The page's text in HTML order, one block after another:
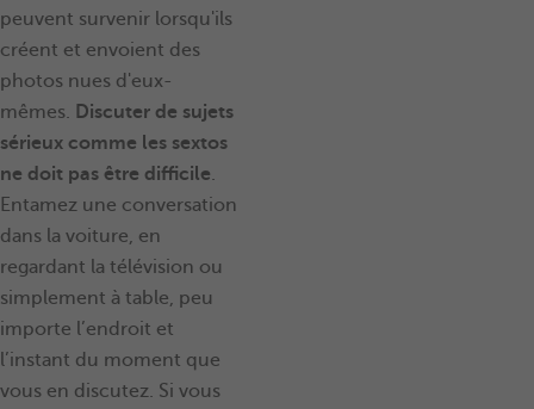
peuvent survenir lorsqu'ils
créent et envoient des
photos nues d'eux-
mêmes. Discuter de sujets
sérieux comme les sextos
ne doit pas être difficile.
Entamez une conversation
dans la voiture, en
regardant la télévision ou
simplement à table, peu
importe l’endroit et
l’instant du moment que
vous en discutez. Si vous